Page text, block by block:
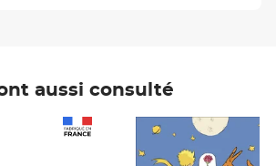
aussi consulté
Prix 7,50€